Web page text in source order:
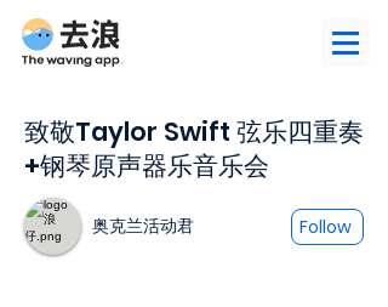
致敬Taylor Swift 弦乐四重奏
+钢琴原声器乐音乐会
奥克兰活动君 Follow